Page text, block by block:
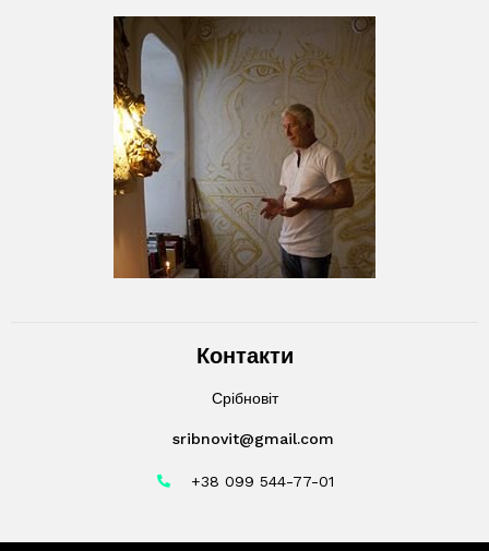
Контакти
Срібновіт
sribnovit@gmail.com
+38 099 544-77-01